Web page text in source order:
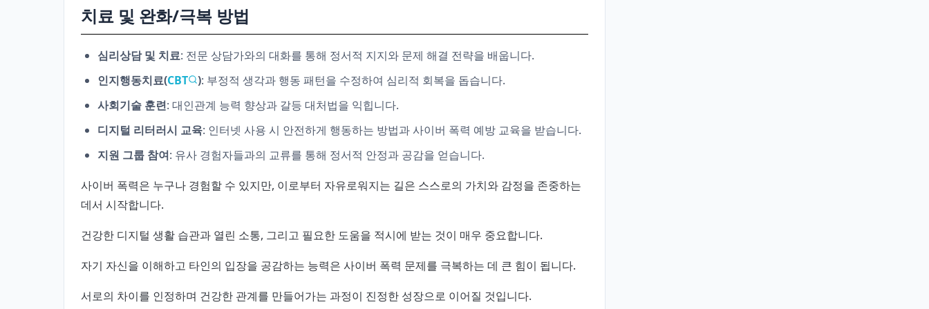
치료 및 완화/극복 방법
심리상담 및 치료: 전문 상담가와의 대화를 통해 정서적 지지와 문제 해결 전략을 배웁니다.
인지행동치료(CBT ): 부정적 생각과 행동 패턴을 수정하여 심리적 회복을 돕습니다.
사회기술 훈련: 대인관계 능력 향상과 갈등 대처법을 익힙니다.
디지털 리터러시 교육: 인터넷 사용 시 안전하게 행동하는 방법과 사이버 폭력 예방 교육을 받습니다.
지원 그룹 참여: 유사 경험자들과의 교류를 통해 정서적 안정과 공감을 얻습니다.
사이버 폭력은 누구나 경험할 수 있지만, 이로부터 자유로워지는 길은 스스로의 가치와 감정을 존중하는
데서 시작합니다.
건강한 디지털 생활 습관과 열린 소통, 그리고 필요한 도움을 적시에 받는 것이 매우 중요합니다.
자기 자신을 이해하고 타인의 입장을 공감하는 능력은 사이버 폭력 문제를 극복하는 데 큰 힘이 됩니다.
서로의 차이를 인정하며 건강한 관계를 만들어가는 과정이 진정한 성장으로 이어질 것입니다.